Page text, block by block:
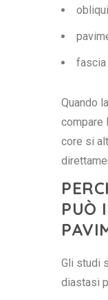
obliqui
fascia
Quando
compare
core si
PUÒ
Gli studi
diastasi